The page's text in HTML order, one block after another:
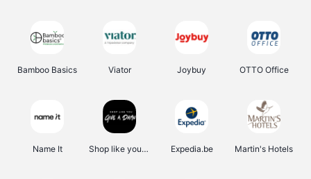
Bamboo Basics Viator Joybuy OTTO Office
Name It Shop like you Give A Damn Expedia.be Martin's Hotels